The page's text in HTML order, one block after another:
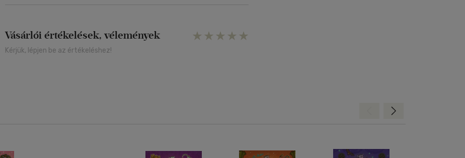
Vásárlói értékelések, vélemények
Kérjük, lépjen be az értékeléshez!
Előre